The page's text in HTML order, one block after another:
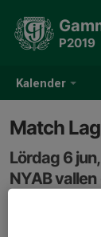
Kalender
P2019
Match
Lördag 6
NYAB vallen